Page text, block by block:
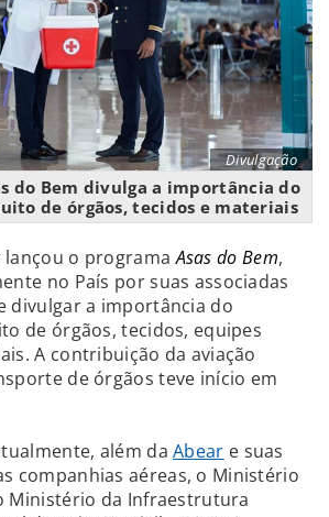
Divulgação
do Bem divulga a importância do
de órgãos, tecidos e materiais
lançou o programaAsas do Bem,
no País por suas associadas
divulgar a importância do
de órgãos, tecidos, equipes
A contribuição da aviação
de órgãos teve início em
além daAbear e suas
companhias aéreas, o Ministério
Ministério da Infraestrutura